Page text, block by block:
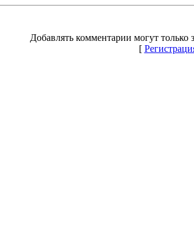
Добавлять комментарии могут только
[